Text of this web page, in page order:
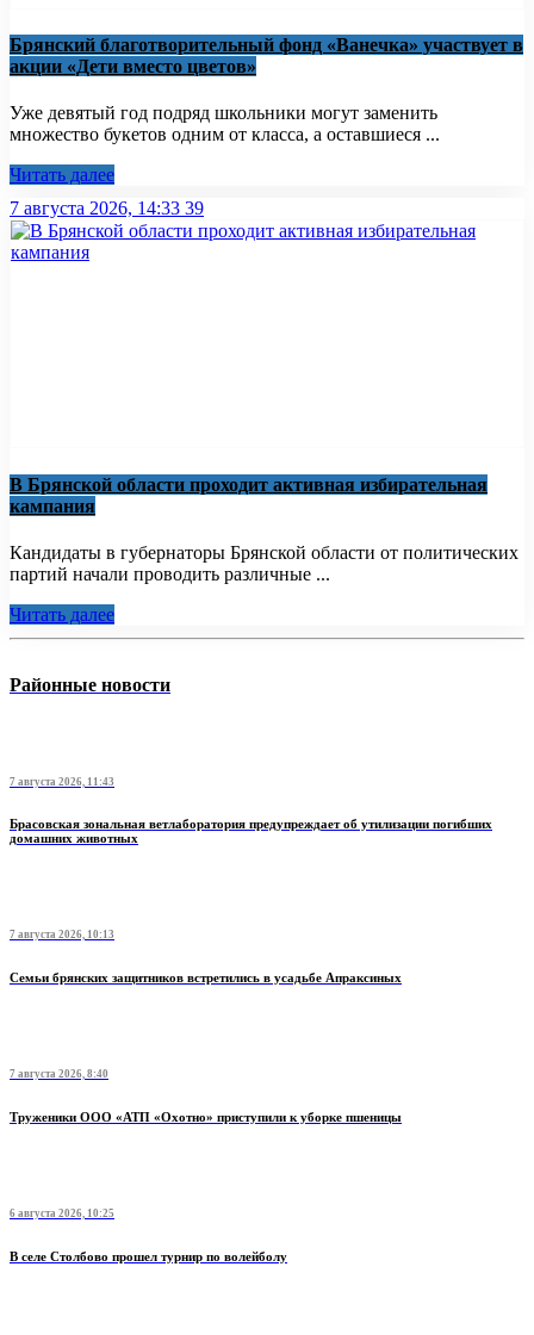
Брянский благотворительный фонд «Ванечка» участвует в
акции «Дети вместо цветов»
Уже девятый год подряд школьники могут заменить
множество букетов одним от класса, а оставшиеся ...
Читать далее
7 августа 2026, 14:33 39
В Брянской области проходит активная избирательная
кампания
Кандидаты в губернаторы Брянской области от политических
партий начали проводить различные ...
Читать далее
Районные новости
7 августа 2026, 11:43
Брасовская зональная ветлаборатория предупреждает об утилизации погибших
домашних животных
7 августа 2026, 10:13
Семьи брянских защитников встретились в усадьбе Апраксиных
7 августа 2026, 8:40
Труженики ООО «АТП «Охотно» приступили к уборке пшеницы
6 августа 2026, 10:25
В селе Столбово прошел турнир по волейболу